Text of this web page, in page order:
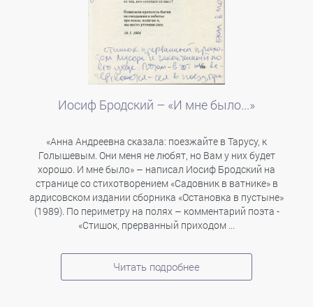
Иосиф Бродский – «И мне было...»
«Анна Андреевна сказала: поезжайте в Тарусу, к
Голышевым. Они меня не любят, но Вам у них будет
хорошо. И мне было» – написал Иосиф Бродский на
странице со стихотворением «Садовник в ватнике» в
ардисовском издании сборника «Остановка в пустыне»
(1989). По периметру на полях – комментарий поэта -
«Стишок, прерванный приходом ...
Читать подробнее